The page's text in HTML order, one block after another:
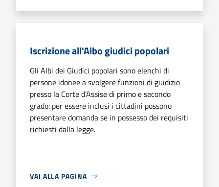
Iscrizione all'Albo giudici popolari
Gli Albi dei Giudici popolari sono elenchi di
persone idonee a svolgere funzioni di giudizio
presso la Corte d’Assise di primo e secondo
grado: per essere inclusi i cittadini possono
presentare domanda se in possesso dei requisiti
richiesti dalla legge.
VAI ALLA PAGINA